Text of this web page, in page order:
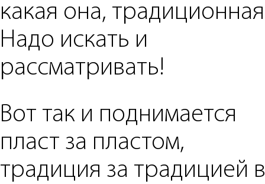
какая она,
Надо искать и
рассматривать!
Вот так и поднимается
пласт за пластом,
традиция за традицией в